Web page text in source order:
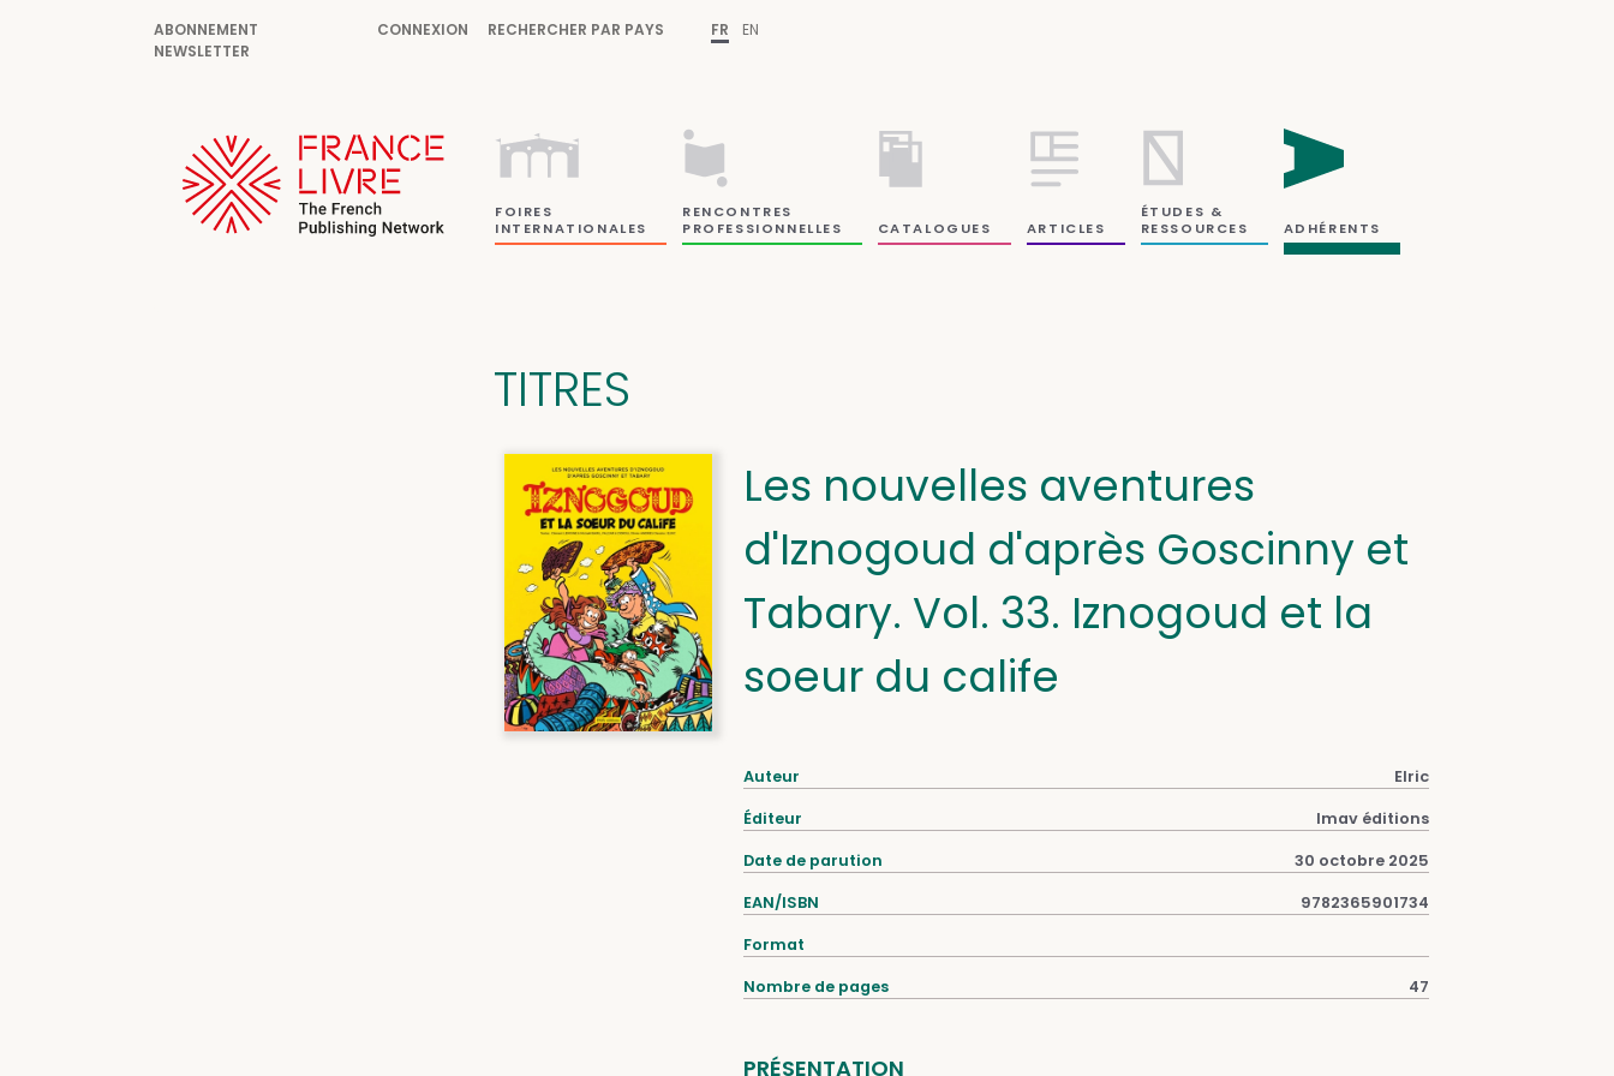
ABONNEMENT
NEWSLETTER
CONNEXION RECHERCHER PAR PAYS FR EN
FOIRES
INTERNATIONALES
RENCONTRES
PROFESSIONNELLES
CATALOGUES ARTICLES
ÉTUDES &
RESSOURCES
ADHÉRENTS
TITRES
Les nouvelles aventures
d'Iznogoud d'après Goscinny et
Tabary. Vol. 33. Iznogoud et la
soeur du calife
Auteur Elric
Éditeur Imav éditions
Date de parution 30 octobre 2025
EAN/ISBN 9782365901734
Format
Nombre de pages 47
PRÉSENTATION